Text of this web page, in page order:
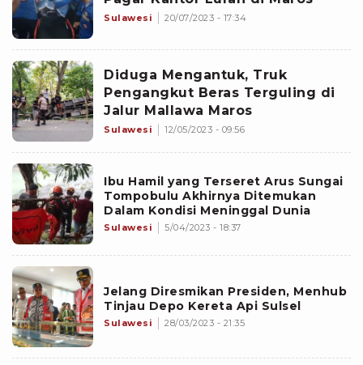
Sulawesi 20/07/2023 - 17:34
Diduga Mengantuk, Truk
Pengangkut Beras Terguling di
Jalur Mallawa Maros
Sulawesi 12/05/2023 - 09:56
Ibu Hamil yang Terseret Arus Sungai
Tompobulu Akhirnya Ditemukan
Dalam Kondisi Meninggal Dunia
Sulawesi 5/04/2023 - 18:37
Jelang Diresmikan Presiden, Menhub
Tinjau Depo Kereta Api Sulsel
Sulawesi 28/03/2023 - 21:35